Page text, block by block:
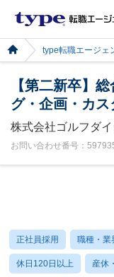
type転職エージェ
【第二新卒】
グ・企画・カス
株式会社ゴルフダ
お問い合わせ番号：
正社員採用 職種・業
休日120日以上 産休